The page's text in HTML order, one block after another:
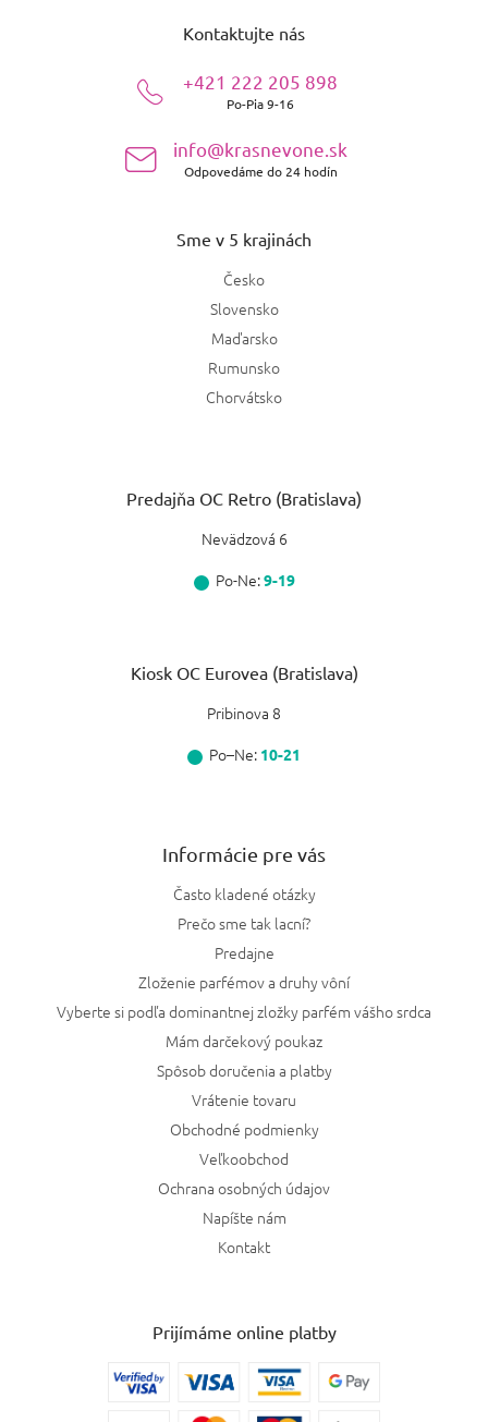
Kontaktujte nás
+421 222 205 898
Po-Pia 9-16
info@krasnevone.sk
Odpovedáme do 24 hodín
Sme v 5 krajinách
Česko
Slovensko
Maďarsko
Rumunsko
Chorvátsko
Predajňa OC Retro (Bratislava)
Nevädzová 6
Po-Ne:9-19
Kiosk OC Eurovea (Bratislava)
Pribinova 8
Po–Ne: 10-21
Informácie pre vás
Často kladené otázky
Prečo sme tak lacní?
Predajne
Zloženie parfémov a druhy vôní
Vyberte si podľa dominantnej zložky parfém vášho srdca
Mám darčekový poukaz
Spôsob doručenia a platby
Vrátenie tovaru
Obchodné podmienky
Veľkoobchod
Ochrana osobných údajov
Napíšte nám
Kontakt
Prijímáme online platby